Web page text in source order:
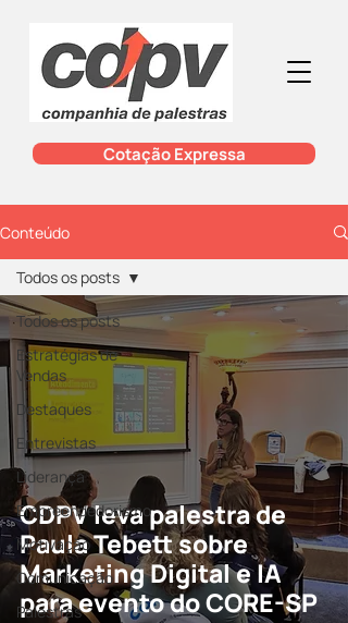
Cotação Expressa
Conteúdo
Todos os posts
Estratégias de
Vendas
Destaques
Entrevistas
Liderança
Empreendedorismo
Motivação
Comunicação
Palestras
Todos os posts
CDPV leva palestra de
Paula Tebett sobre
Marketing Digital e IA
para evento do CORE-SP